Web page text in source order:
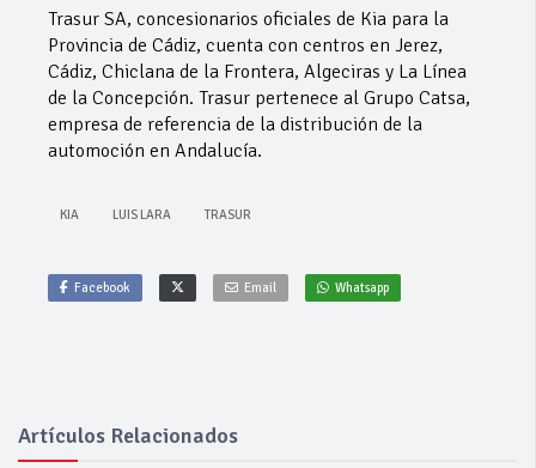
Trasur SA, concesionarios oficiales de Kia para la
Provincia de Cádiz, cuenta con centros en Jerez,
Cádiz, Chiclana de la Frontera, Algeciras y La Línea
de la Concepción. Trasur pertenece al Grupo Catsa,
empresa de referencia de la distribución de la
automoción en Andalucía.
KIA LUIS LARA TRASUR
Facebook Email Whatsapp
Artículos Relacionados